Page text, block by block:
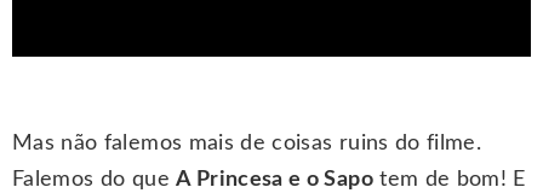
Mas não falemos mais de coisas ruins do filme.
Falemos do queA Princesa e o Sapotem de bom! E